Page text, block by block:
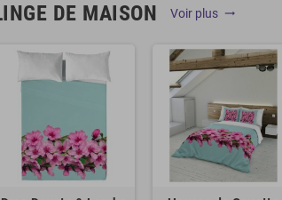
DE MAISON Voir plus trending_flat